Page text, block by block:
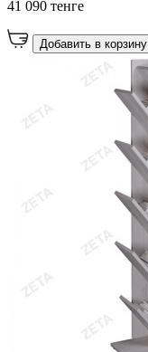
41 090 тенге
Добавить в корзину